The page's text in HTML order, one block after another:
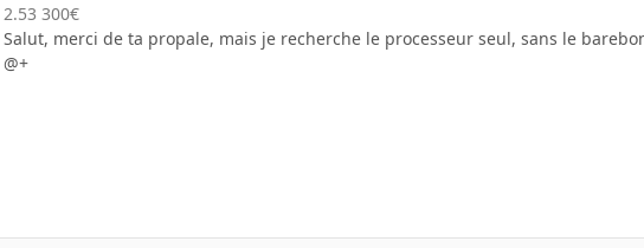
2.53 300€
Salut, merci de ta propale, mais je recherche le processeur seul, sans le
@+